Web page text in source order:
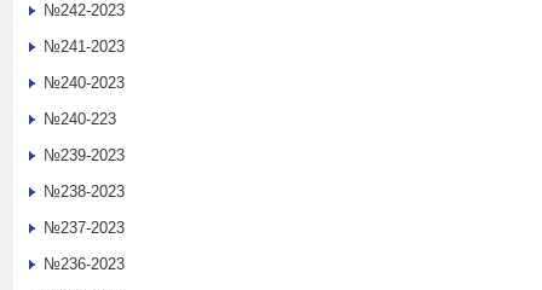
№242-2023
№241-2023
№240-2023
№240-223
№239-2023
№238-2023
№237-2023
№236-2023